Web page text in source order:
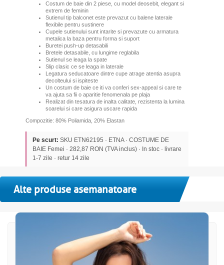
Costum de baie din 2 piese, cu model deosebit, elegant si
extrem de feminin
Sutienul tip balconet este prevazut cu balene laterale
flexibile pentru sustinere
Cupele sutienului sunt intarite si prevazute cu armatura
metalica la baza pentru forma si suport
Buretei push-up detasabili
Bretele detasabile, cu lungime reglabila
Sutienul se leaga la spate
Slip clasic ce se leaga in laterale
Legatura seducatoare dintre cupe atrage atentia asupra
decolteului si ispiteste
Un costum de baie ce iti va conferi sex-appeal si care te
va ajuta sa fii o aparitie fenomenala pe plaja
Realizat din tesatura de inalta calitate, rezistenta la lumina
soarelui si care asigura uscare rapida
Compozitie: 80% Poliamida, 20% Elastan
Pe scurt: SKU ETN62195 · ETNA · COSTUME DE
BAIE Femei · 282,87 RON (TVA inclus) · In stoc · livrare
1-7 zile · retur 14 zile
Alte produse asemanatoare